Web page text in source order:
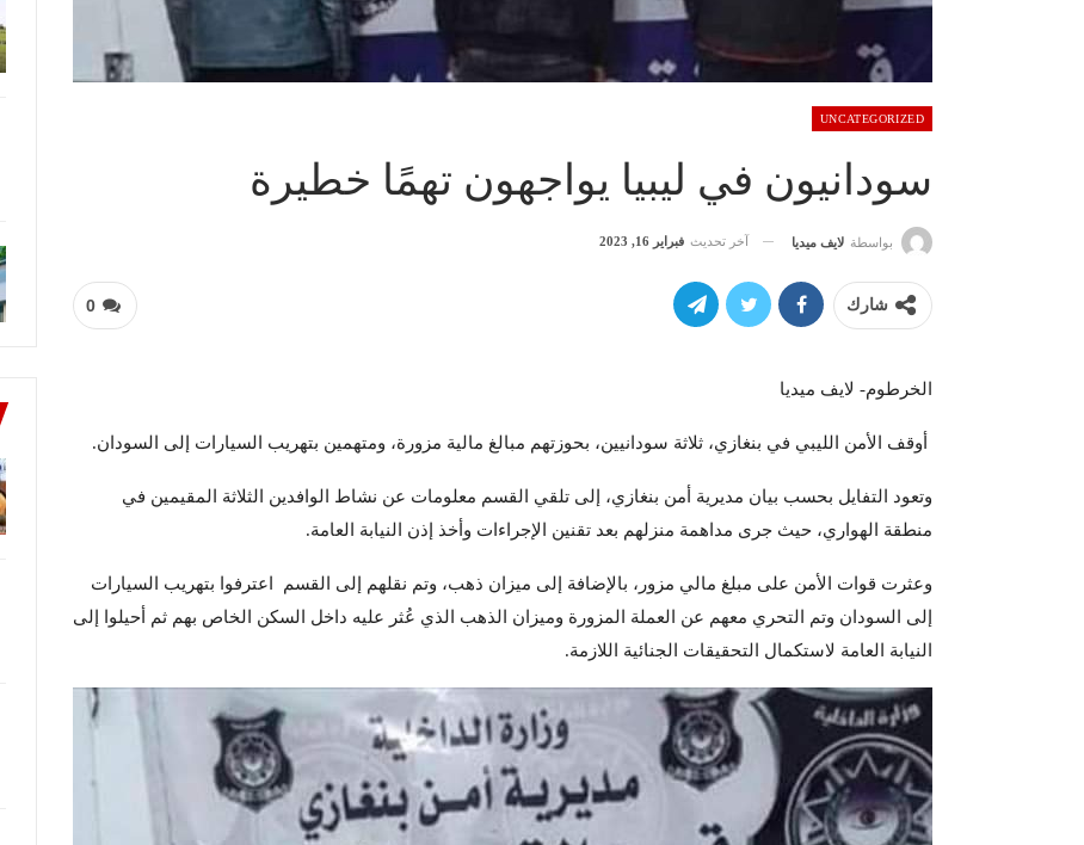
UNCATEGORIZED
سودانيون في ليبيا يواجهون تهمًا خطيرة
بواسطة لايف ميديا آخر تحديث فبراير 16, 2023
0 شارك
الخرطوم- لايف ميديا
أوقف الأمن الليبي في بنغازي، ثلاثة سودانيين، بحوزتهم مبالغ مالية مزورة، ومتهمين بتهريب السيارات إلى السودان.
وتعود التفايل بحسب بيان مديرية أمن بنغازي، إلى تلقي القسم معلومات عن نشاط الوافدين الثلاثة المقيمين في
منطقة الهواري، حيث جرى مداهمة منزلهم بعد تقنين الإجراءات وأخذ إذن النيابة العامة.
وعثرت قوات الأمن على مبلغ مالي مزور، بالإضافة إلى ميزان ذهب، وتم نقلهم إلى القسم اعترفوا بتهريب السيارات
إلى السودان وتم التحري معهم عن العملة المزورة وميزان الذهب الذي عُثر عليه داخل السكن الخاص بهم ثم أحيلوا إلى
النيابة العامة لاستكمال التحقيقات الجنائية اللازمة.